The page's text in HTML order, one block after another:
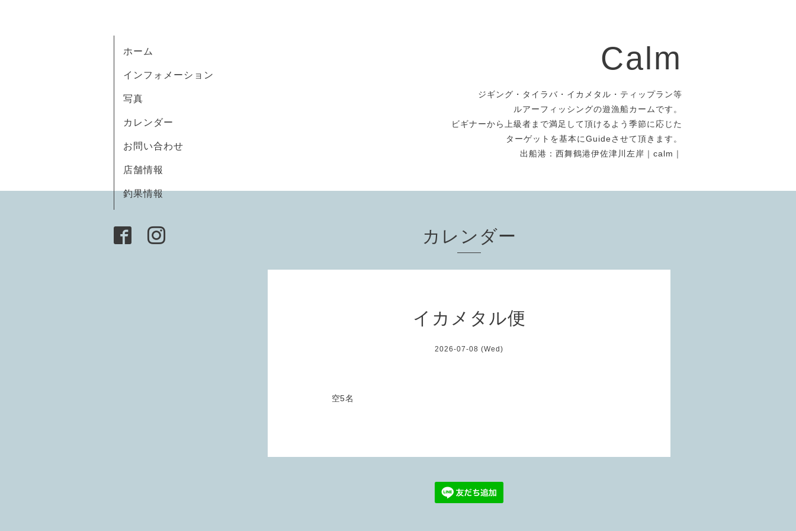
Calm
ジギング・タイラバ・イカメタル・ティップラン等
ルアーフィッシングの遊漁船カームです。
ビギナーから上級者まで満足して頂けるよう季節に応じた
ターゲットを基本にGuideさせて頂きます。
出船港：西舞鶴港伊佐津川左岸｜calm｜
ホーム
インフォメーション
写真
カレンダー
お問い合わせ
店舗情報
釣果情報
カレンダー
イカメタル便
2026-07-08 (Wed)
空5名